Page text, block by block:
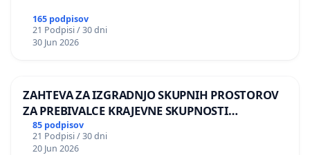
165 podpisov
21 Podpisi / 30 dni
30 Jun 2026
ZAHTEVA ZA IZGRADNJO SKUPNIH PROSTOROV
ZA PREBIVALCE KRAJEVNE SKUPNOSTI
PRESTRANEK
85 podpisov
21 Podpisi / 30 dni
20 Jun 2026